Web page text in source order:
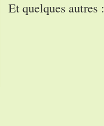
Et quelques autres :